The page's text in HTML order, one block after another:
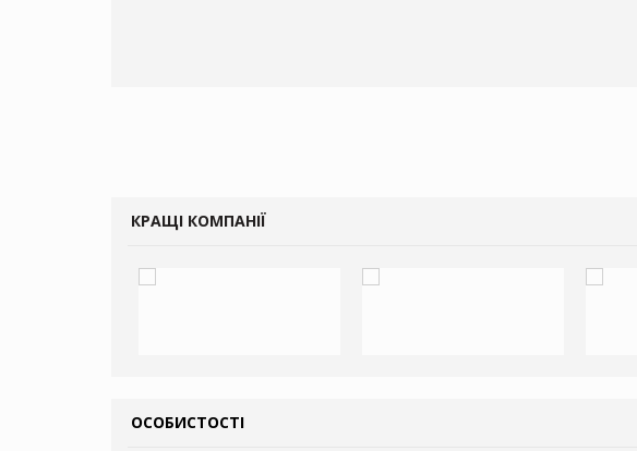
КРАЩІ КОМПАНІЇ
ОСОБИСТОСТІ